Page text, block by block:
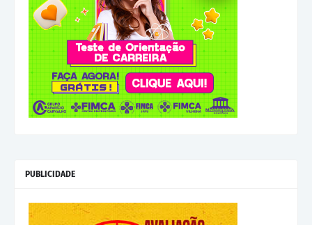
PUBLICIDADE